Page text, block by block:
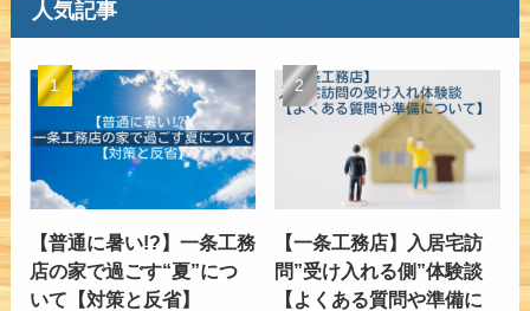
人気記事
【普通に暑い!?】一条工務
店の家で過ごす“夏”につ
いて【対策と反省】
【一条工務店】入居宅訪
問”受け入れる側”体験談
【よくある質問や準備に